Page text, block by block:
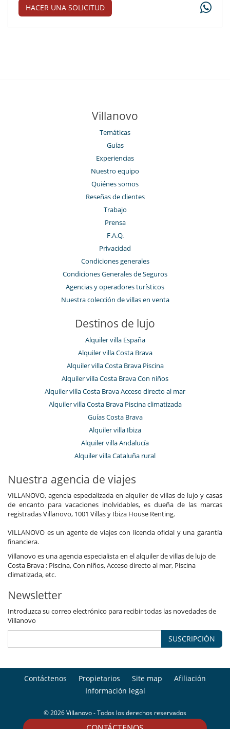
HACER UNA SOLICITUD
Villanovo
Temáticas
Guías
Experiencias
Nuestro equipo
Quiénes somos
Reseñas de clientes
Trabajo
Prensa
F.A.Q.
Privacidad
Condiciones generales
Condiciones Generales de Seguros
Agencias y operadores turísticos
Nuestra colección de villas en venta
Destinos de lujo
Alquiler villa España
Alquiler villa Costa Brava
Alquiler villa Costa Brava Piscina
Alquiler villa Costa Brava Con niños
Alquiler villa Costa Brava Acceso directo al mar
Alquiler villa Costa Brava Piscina climatizada
Guías Costa Brava
Alquiler villa Ibiza
Alquiler villa Andalucía
Alquiler villa Cataluña rural
Nuestra agencia de viajes
VILLANOVO, agencia especializada en alquiler de villas de lujo y casas
de encanto para vacaciones inolvidables, es dueña de las marcas
registradas Villanovo, 1001 Villas y Ibiza House Renting.
VILLANOVO es un agente de viajes con licencia oficial y una garantía
financiera.
Villanovo es una agencia especialista en el alquiler de villas de lujo de
Costa Brava : Piscina, Con niños, Acceso directo al mar, Piscina
climatizada, etc.
Newsletter
Introduzca su correo electrónico para recibir todas las novedades de
Villanovo
SUSCRIPCIÓN
Contáctenos Propietarios Site map
Afiliación
Información legal
© 2026 Villanovo - Todos los derechos reservados